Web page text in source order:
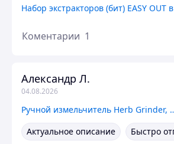
Коментарии 1
Александр Л.
04.08.2026
Ручной измельчитель
Актуальное описание
Быстро